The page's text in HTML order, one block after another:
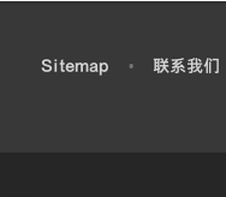
Sitemap • 联系我们